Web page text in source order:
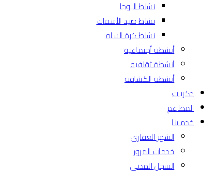
نشاط اليوجا
نشاط صيد الأسماك
نشاط كرة السله
أنشطة أجتماعية
أنشطة ثقافية
أنشطة الكشافة
ذكريات
المطاعم
خدماتنا
الشهر العقارى
خدمات المرور
السجل المدنى